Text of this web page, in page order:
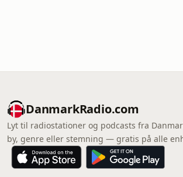
DanmarkRadio.com
Lyt til radiostationer og podcasts fra
by, genre eller stemning — gratis på alle